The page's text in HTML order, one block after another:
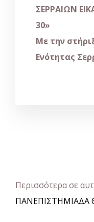
ΣΕΡΡΑΙΩΝ
30»
Με την
Ενότητας
Περισσότερα σε
ΠΑΝΕΠΙΣΤΗΜΙΑΔΑ